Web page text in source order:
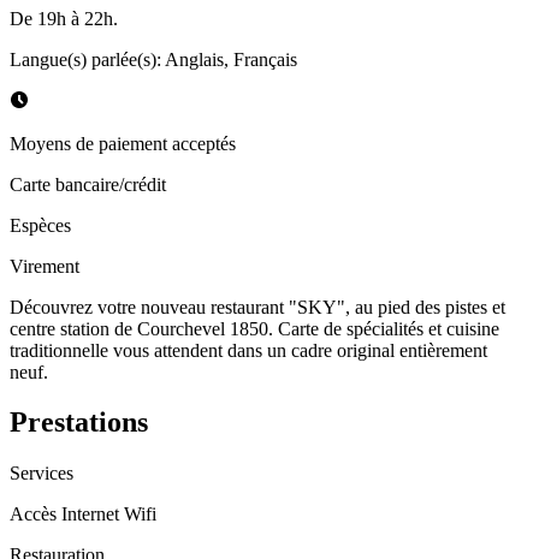
De 19h à 22h.
Langue(s) parlée(s): Anglais, Français
Moyens de paiement acceptés
Carte bancaire/crédit
Espèces
Virement
Découvrez votre nouveau restaurant "SKY", au pied des pistes et
centre station de Courchevel 1850. Carte de spécialités et cuisine
traditionnelle vous attendent dans un cadre original entièrement
neuf.
Prestations
Services
Accès Internet Wifi